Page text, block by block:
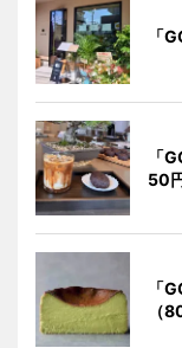
「
「
50
「
（